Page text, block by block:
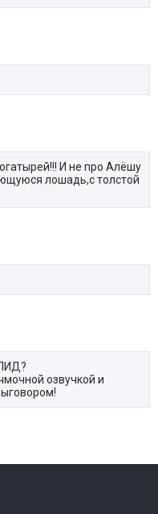
И не про Алёшу
лошадь,с толстой
озвучкой и